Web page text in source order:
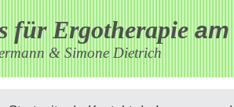
für Ergotherapie
& Simone Dietrich